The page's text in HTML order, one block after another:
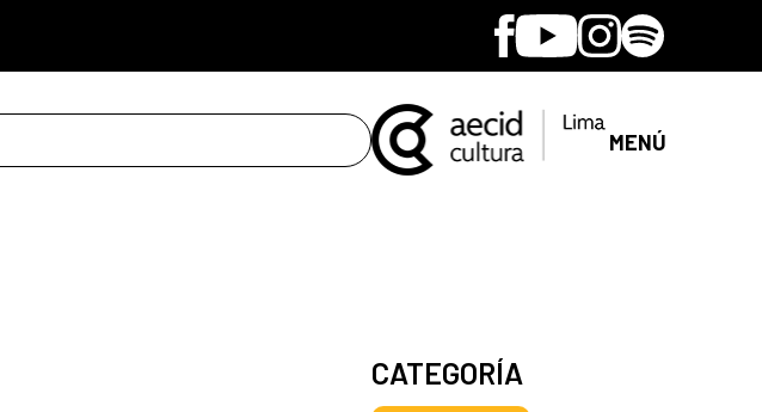
Facebook
YoutubeInstagram
Spotify
MENÚ
CATEGORÍA